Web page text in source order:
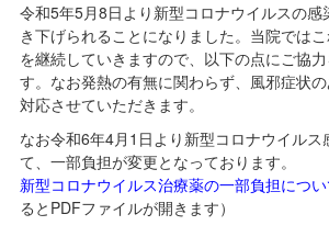
令和5年5月8日より新型コロナウイルスの感
き下げられることになりました。当院では
を継続していきますので、以下の点にご協
す。なお発熱の有無に関わらず、風邪症状
対応させていただきます。
なお令和6年4月1日より新型コロナウイル
て、一部負担が変更となっております。
新型コロナウイルス治療薬の一部負担につ
るとPDFファイルが開きます）